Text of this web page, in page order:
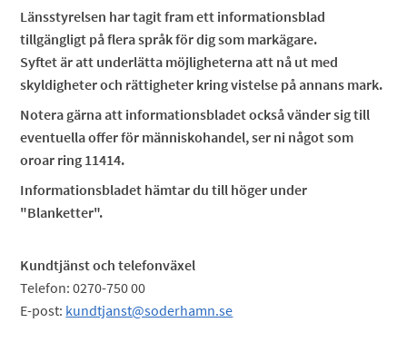
Länsstyrelsen har tagit fram ett informationsblad
tillgängligt på flera språk för dig som markägare.
Syftet är att underlätta möjligheterna att nå ut med
skyldigheter och rättigheter kring vistelse på annans mark.
Notera gärna att informationsbladet också vänder sig till
eventuella offer för människohandel, ser ni något som
oroar ring 11414.
Informationsbladet hämtar du till höger under
"Blanketter".
Kundtjänst och telefonväxel
Telefon: 0270-750 00
E-post: kundtjanst@soderhamn.se